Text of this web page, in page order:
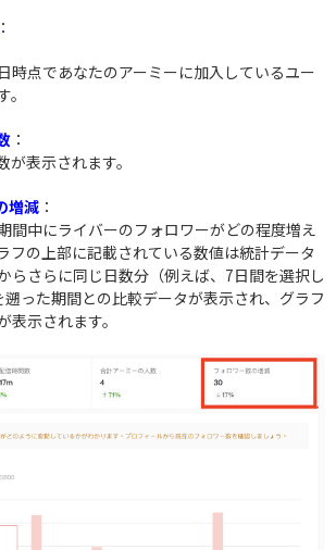
：
時点であなたのアーミーに加入しているユー
：
表示されます。
増減 ：
間中にライバーのフォロワーがどの程度増え
フの上部に記載されている数値は統計データ
らさらに同じ日数分（例えば、7日間を選択し
った期間との比較データが表示され、グラフ
示されます。